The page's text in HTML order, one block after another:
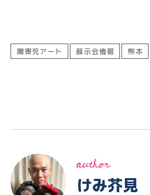
障害児アート 展示会情報 熊本
author
けみ芥見